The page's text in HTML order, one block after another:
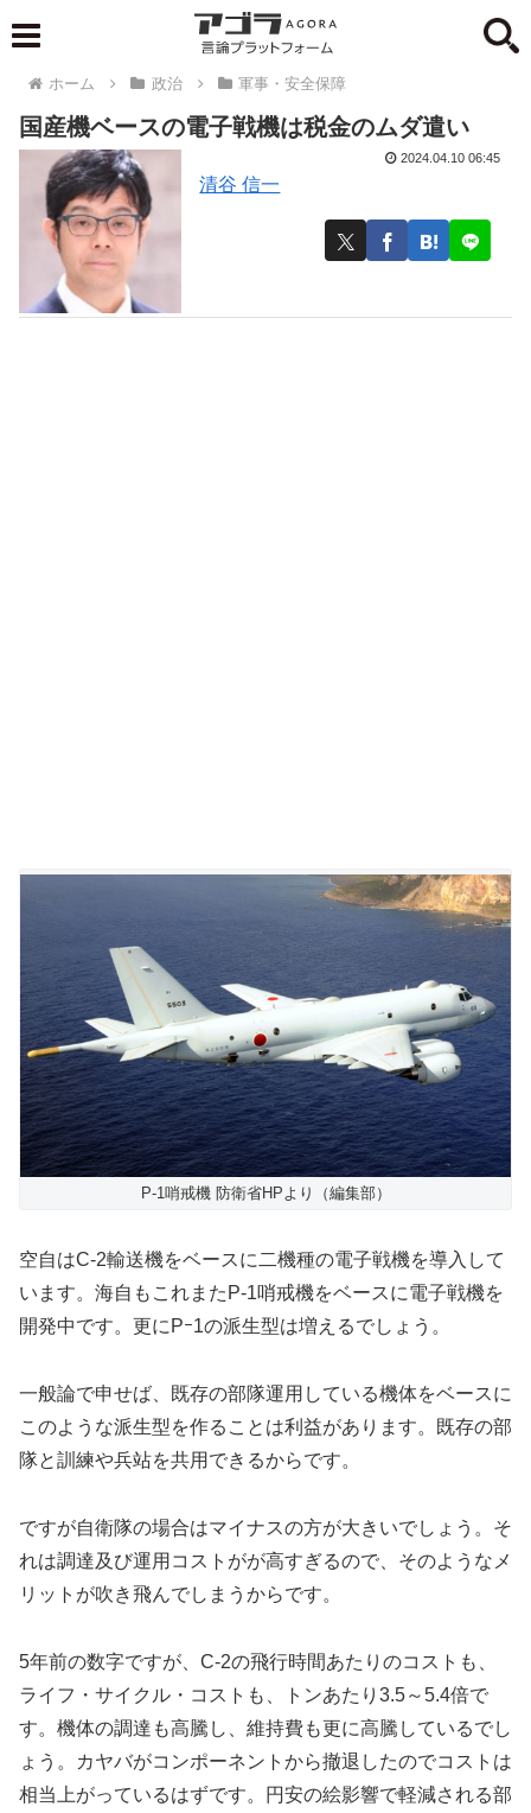
ホーム 政治 軍事・安全保障
国産機ベースの電子戦機は税金のムダ遣い
清谷 信一
2024.04.10 06:45
P-1哨戒機 防衛省HPより（編集部）
空自はC-2輸送機をベースに二機種の電子戦機を導入して
います。海自もこれまたP-1哨戒機をベースに電子戦機を
開発中です。更にPｰ1の派生型は増えるでしょう。
一般論で申せば、既存の部隊運用している機体をベースに
このような派生型を作ることは利益があります。既存の部
隊と訓練や兵站を共用できるからです。
ですが自衛隊の場合はマイナスの方が大きいでしょう。そ
れは調達及び運用コストがが高すぎるので、そのようなメ
リットが吹き飛んでしまうからです。
5年前の数字ですが、C-2の飛行時間あたりのコストも、
ライフ・サイクル・コストも、トンあたり3.5～5.4倍で
す。機体の調達も高騰し、維持費も更に高騰しているでし
ょう。カヤバがコンポーネントから撤退したのでコストは
相当上がっているはずです。円安の絵影響で軽減される部